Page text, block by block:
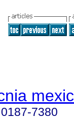
0187-7380